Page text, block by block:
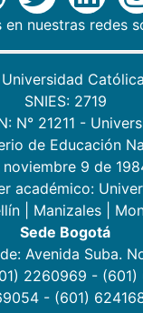
en nuestras redes
SNIES: 2719
N° 21211 -
de Educación
noviembre 9 de
académico:
Manizales
Sede Bogotá
Avenida Suba.
2260969 - (601)
- (601)